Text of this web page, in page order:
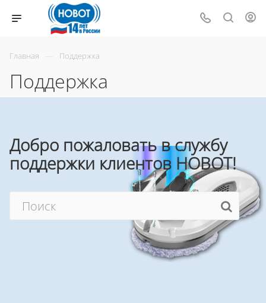
Главная Поддержка
Поддержка
Добро пожаловать в службу
поддержки клиентов HOBOT!